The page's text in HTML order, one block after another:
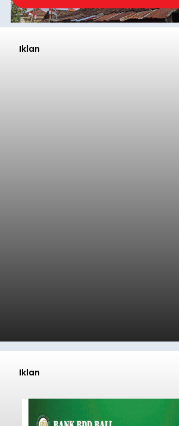
Iklan
Iklan